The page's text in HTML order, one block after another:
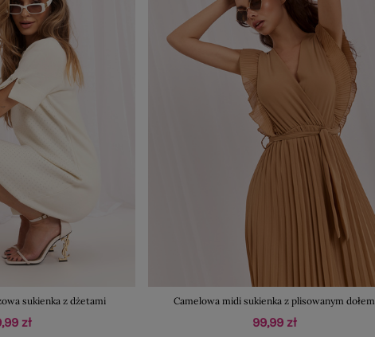
sukienka z dżetami
zł
Camelowa midi sukienka z plisowanym dołem
99,99 zł